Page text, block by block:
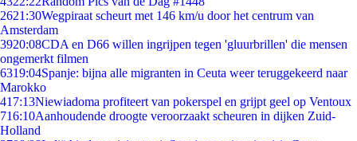
2621:30Wegpiraat scheurt met 146 km/u door het centrum van
Amsterdam
3920:08CDA en D66 willen ingrijpen tegen 'gluurbrillen' die mensen
ongemerkt filmen
6319:04Spanje: bijna alle migranten in Ceuta weer teruggekeerd naar
Marokko
417:13Niewiadoma profiteert van pokerspel en grijpt geel op Ventoux
716:10Aanhoudende droogte veroorzaakt scheuren in dijken Zuid-
Holland